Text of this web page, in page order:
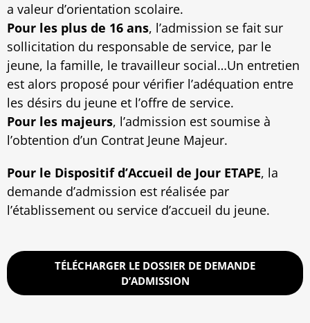
a valeur d’orientation scolaire.
Pour les plus de 16 ans, l’admission se fait sur
sollicitation du responsable de service, par le
jeune, la famille, le travailleur social…Un entretien
est alors proposé pour vérifier l’adéquation entre
les désirs du jeune et l’offre de service.
Pour les majeurs, l’admission est soumise à
l’obtention d’un Contrat Jeune Majeur.
Pour le Dispositif d’Accueil de Jour ETAPE, la
demande d’admission est réalisée par
l’établissement ou service d’accueil du jeune.
TÉLÉCHARGER LE DOSSIER DE DEMANDE
D’ADMISSION